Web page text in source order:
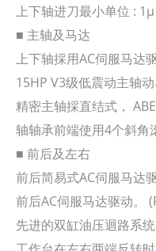
上下轴进刀最小单位 : 1μ
■ 主轴及马达
上下轴採用AC伺服马达驱
15HP V3级低震动主轴动
精密主轴採直结式，
轴轴承前端使用4个斜角
■ 前后及左右
前后简易式AC伺服马达
前后AC伺服马达驱动。
先进的双缸油压迴路系